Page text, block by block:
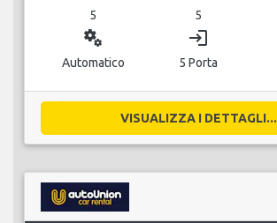
5 5
miscellaneous_services
Automatico
login
5 Porta
VISUALIZZA I DETTAGLI...